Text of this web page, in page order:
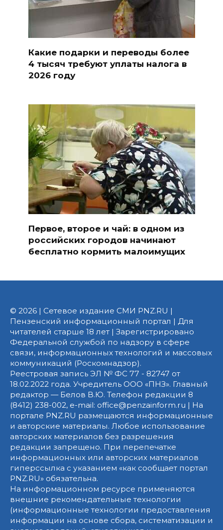
Какие подарки и переводы более
4 тысяч требуют уплаты налога в
2026 году
Первое, второе и чай: в одном из
российских городов начинают
бесплатно кормить малоимущих
© 2026 | Сетевое издание СМИ PNZ.RU |
Пензенский информационный портал | Для
читателей старше 18 лет | Зарегистрировано
Федеральной службой по надзору в сфере
связи, информационных технологий и массовых
коммуникаций (Роскомнадзор).
Реестровая запись ЭЛ № ФС 77 - 82747 от
18.02.2022 года. Учредитель ООО «ПНЗ». Главный
редактор — Белов В.Ю. Телефон редакции 8
(8412) 238-002, e-mail: office@penzainform.ru | На
портале PNZ.RU размещаются информационные
и авторские материалы. Любое использование
авторских материалов без разрешения
редакции запрещено. При перепечатке
информационных или авторских материалов
гиперссылка с указанием «как сообщает портал
PNZ.RU» обязательна.
На информационном ресурсе применяются
внешние рекомендательные технологии
(информационные технологии предоставления
информации на основе сбора, систематизации и